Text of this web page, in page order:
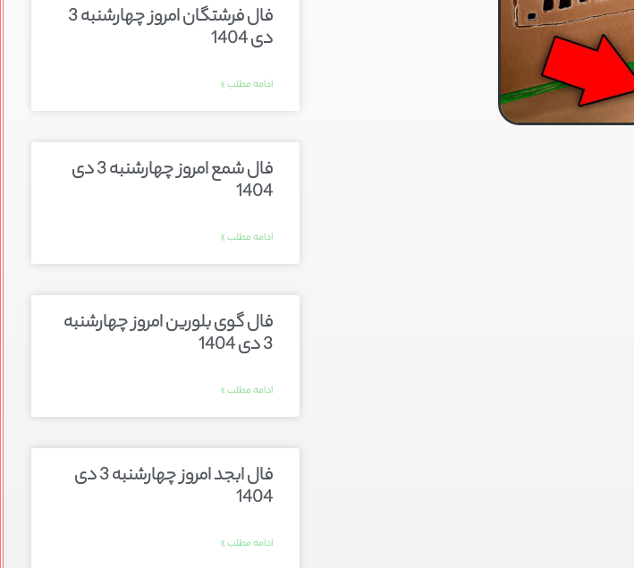
فال فرشتگان امروز چهارشنبه 3
دی 1404
ادامه مطلب »
فال شمع امروز چهارشنبه 3 دی
1404
ادامه مطلب »
فال گوی بلورین امروز چهارشنبه
3 دی 1404
ادامه مطلب »
فال ابجد امروز چهارشنبه 3 دی
1404
ادامه مطلب »